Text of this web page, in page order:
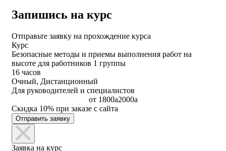
Запишись на курс
Отправьте заявку на прохождение курса
Курс
Безопасные методы и приемы выполнения работ на
высоте для работников 1 группы
16 часов
Очный, Дистанционный
Для руководителей и специалистов
от1800a2000a
Скидка 10% при заказе с сайта
Отправить заявку
Заявка на курс